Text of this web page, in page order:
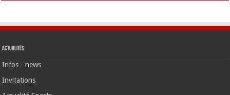
Actualités
Infos - news
Invitations